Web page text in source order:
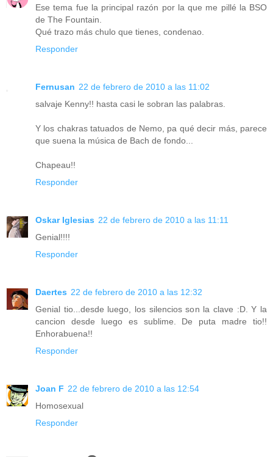
Ese tema fue la principal razón por la que me pillé la BSO
de The Fountain.
Qué trazo más chulo que tienes, condenao.
Responder
Fernusan 22 de febrero de 2010 a las 11:02
salvaje Kenny!! hasta casi le sobran las palabras.
Y los chakras tatuados de Nemo, pa qué decir más, parece
que suena la música de Bach de fondo...
Chapeau!!
Responder
Oskar Iglesias 22 de febrero de 2010 a las 11:11
Genial!!!!
Responder
Daertes 22 de febrero de 2010 a las 12:32
Genial tio...desde luego, los silencios son la clave :D. Y la
cancion desde luego es sublime. De puta madre tio!!
Enhorabuena!!
Responder
Joan F 22 de febrero de 2010 a las 12:54
Homosexual
Responder